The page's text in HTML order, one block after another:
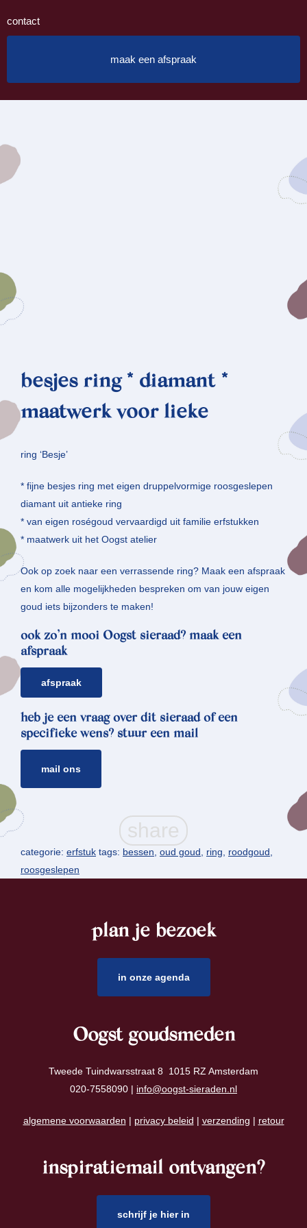
contact
maak een afspraak
besjes ring * diamant *
maatwerk voor lieke
ring ‘Besje’
* fijne besjes ring met eigen druppelvormige roosgeslepen
diamant uit antieke ring
* van eigen roségoud vervaardigd uit familie erfstukken
* maatwerk uit het Oogst atelier
Ook op zoek naar een verrassende ring? Maak een afspraak
en kom alle mogelijkheden bespreken om van jouw eigen
goud iets bijzonders te maken!
ook zo’n mooi Oogst sieraad? maak een
afspraak
afspraak
heb je een vraag over dit sieraad of een
specifieke wens? stuur een mail
mail ons
categorie: erfstuk tags: bessen, oud goud, ring, roodgoud,
roosgeslepen
plan je bezoek
in onze agenda
Oogst goudsmeden
Tweede Tuindwarsstraat 8 1015 RZ Amsterdam
020-7558090 | info@oogst-sieraden.nl
algemene voorwaarden | privacy beleid | verzending | retour
inspiratiemail ontvangen?
schrijf je hier in